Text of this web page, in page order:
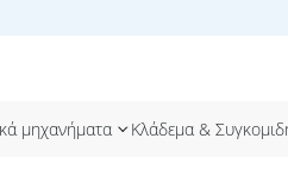
μηχανήματα Κλάδεμα &